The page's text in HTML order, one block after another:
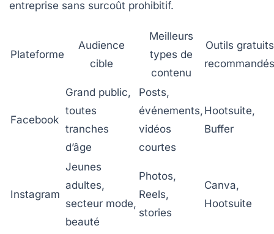
entreprise sans surcoût prohibitif.
Plateforme
Audience
cible
Meilleurs
types de
contenu
Outils gratuits
recommandés
Facebook
Grand public,
toutes
tranches
d’âge
Posts,
événements,
vidéos
courtes
Hootsuite,
Buffer
Instagram
Jeunes
adultes,
secteur mode,
beauté
Photos,
Reels,
stories
Canva,
Hootsuite